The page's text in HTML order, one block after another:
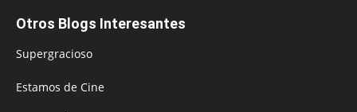
Otros Blogs Interesantes
Supergracioso
Estamos de Cine